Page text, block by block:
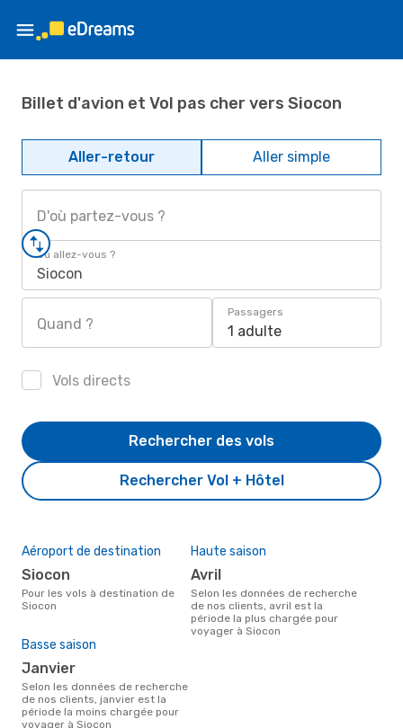
Billet d'avion et Vol pas cher vers Siocon
Aller-retour Aller simple
D'où partez-vous ?
Où allez-vous ?
Siocon
Quand ?
Passagers
1 adulte
Vols directs
Rechercher Vol + Hôtel
Rechercher des vols
Aéroport de destination
Siocon
Pour les vols à destination de
Siocon
Haute saison
avril
Selon les données de recherche
de nos clients, avril est la
période la plus chargée pour
voyager à Siocon
Basse saison
janvier
Selon les données de recherche
de nos clients, janvier est la
période la moins chargée pour
voyager à Siocon